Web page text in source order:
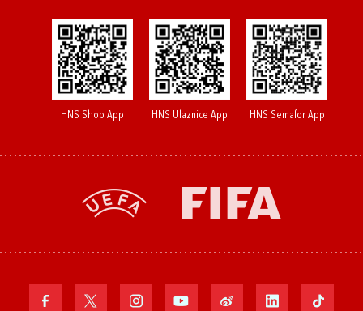
HNS Shop App HNS Ulaznice App HNS Semafor App